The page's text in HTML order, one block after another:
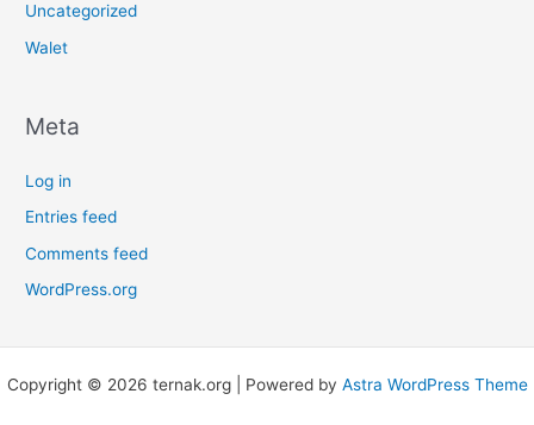
Uncategorized
Walet
Meta
Log in
Entries feed
Comments feed
WordPress.org
Copyright © 2026 ternak.org | Powered by Astra WordPress Theme